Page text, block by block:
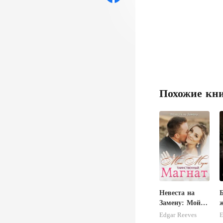
Похожие
Невеста на
Замену: Мой
Муж –
Edgar Reeves